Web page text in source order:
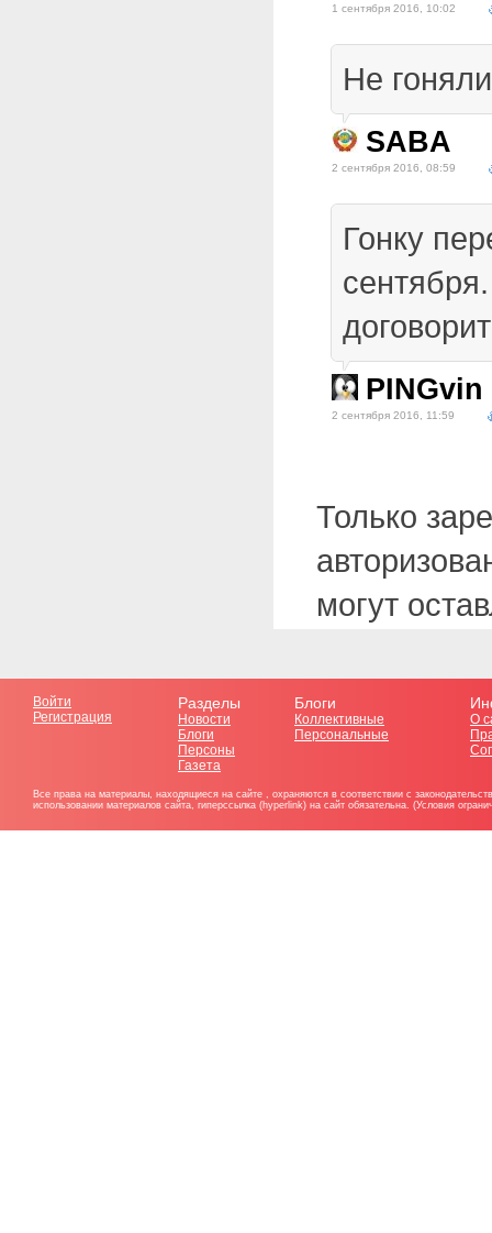
1 сентября 2016, 10:02
Не
SABA
2 сентября 2016, 08:59
Гонку
PINGvin
2 сентября 2016, 11:59
Только
могут
Войти
Регистрация
Разделы
Новости
Блоги
Персоны
Газета
Блоги
Коллективные
Персональные
О
Все права на материалы, находящиеся на сайте , охраняются в соответствии с
использовании материалов сайта, гиперссылка (hyperlink) на сайт обязательна. (Условия